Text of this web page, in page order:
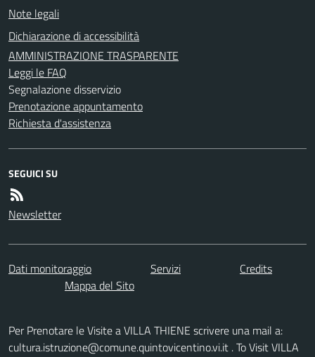
Note legali
Dichiarazione di accessibilità
AMMINISTRAZIONE TRASPARENTE
Leggi le FAQ
Segnalazione disservizio
Prenotazione appuntamento
Richiesta d'assistenza
SEGUICI SU
Newsletter
Dati monitoraggio Servizi
Credits
Mappa del Sito
Per Prenotare le Visite a VILLA THIENE scrivere una mail a:
cultura.istruzione@comune.quintovicentino.vi.it . To Visit VILLA